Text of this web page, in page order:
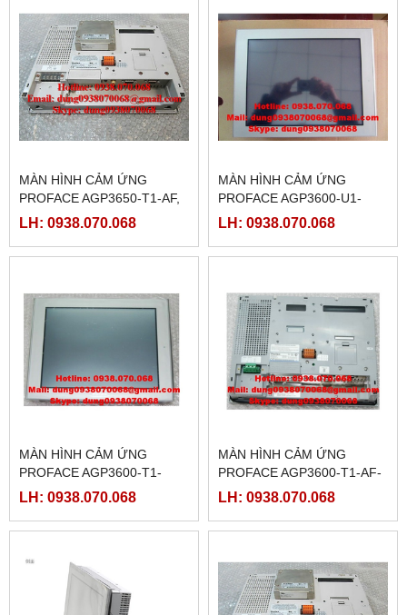
MÀN HÌNH CẢM ỨNG
PROFACE AGP3650-T1-AF,
(PFXGP3650TAA )
LH: 0938.070.068
MÀN HÌNH CẢM ỨNG
PROFACE AGP3600-U1-
D24-CA1M,(
LH: 0938.070.068
MÀN HÌNH CẢM ỨNG
PROFACE AGP3600-T1-
D24-CA1M,(
LH: 0938.070.068
MÀN HÌNH CẢM ỨNG
PROFACE AGP3600-T1-AF-
CA1M, ( PFXGP3600TAACA
LH: 0938.070.068